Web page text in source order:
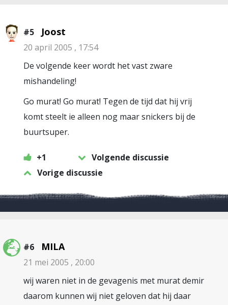
#5 Joost
20 april 2005 , 17:54
De volgende keer wordt het vast zware
mishandeling!
Go murat! Go murat! Tegen de tijd dat hij vrij
komt steelt ie alleen nog maar snickers bij de
buurtsuper.
+1
Volgende discussie
Vorige discussie
#6 MILA
21 mei 2005 , 20:00
wij waren niet in de gevagenis met murat demir
daarom kunnen wij niet geloven dat hij daar